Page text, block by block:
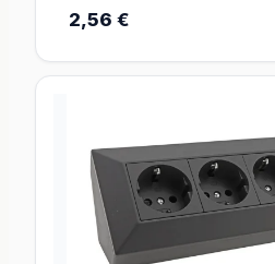
2,56 €